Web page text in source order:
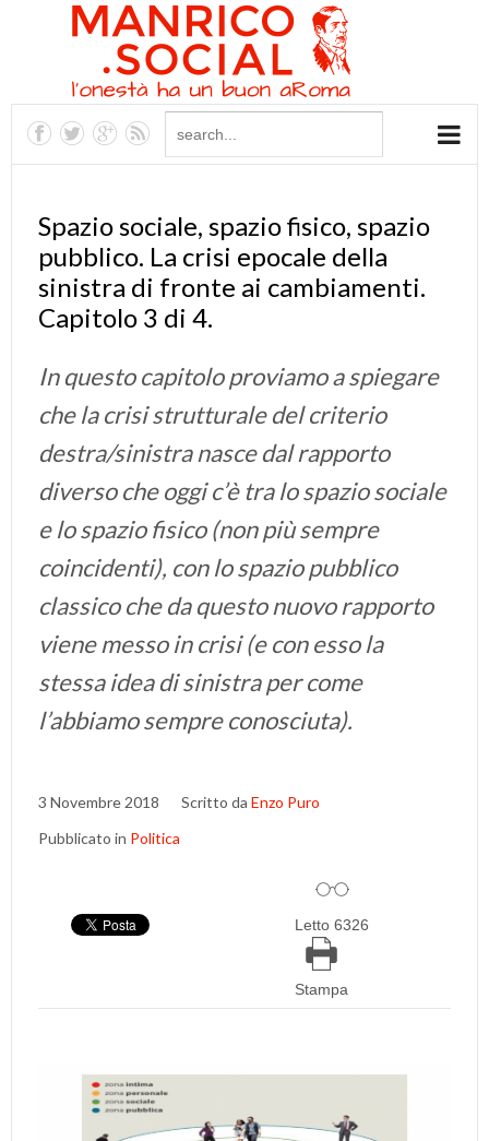
Spazio sociale, spazio fisico, spazio
pubblico. La crisi epocale della
sinistra di fronte ai cambiamenti.
Capitolo 3 di 4.
In questo capitolo proviamo a spiegare
che la crisi strutturale del criterio
destra/sinistra nasce dal rapporto
diverso che oggi c’è tra lo spazio sociale
e lo spazio fisico (non più sempre
coincidenti), con lo spazio pubblico
classico che da questo nuovo rapporto
viene messo in crisi (e con esso la
stessa idea di sinistra per come
l’abbiamo sempre conosciuta).
3 Novembre 2018 Scritto da Enzo Puro
Pubblicato in Politica
Letto 6326
Stampa